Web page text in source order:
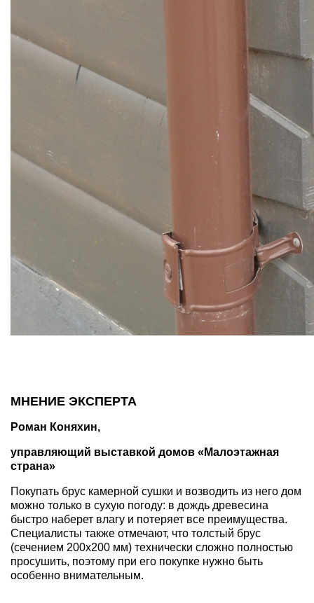
МНЕНИЕ ЭКСПЕРТА
Роман Коняхин,
управляющий выставкой домов «Малоэтажная
страна»
Покупать брус камерной сушки и возводить из него дом
можно только в сухую погоду: в дождь древесина
быстро наберет влагу и потеряет все преимущества.
Специалисты также отмечают, что толстый брус
(сечением 200х200 мм) технически сложно полностью
просушить, поэтому при его покупке нужно быть
особенно внимательным.